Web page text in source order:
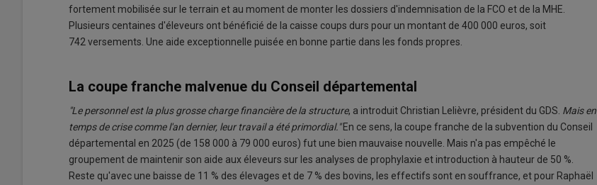
fortement mobilisée sur le terrain et au moment de monter les dossiers d'indemnisation de la FCO et de la MHE.
Plusieurs centaines d'éleveurs ont bénéficié de la caisse coups durs pour un montant de 400 000 euros, soit
742 versements. Une aide exceptionnelle puisée en bonne partie dans les fonds propres.
La coupe franche malvenue du Conseil départemental
"Le personnel est la plus grosse charge financière de la structure, a introduit Christian Lelièvre, président du GDS. Mais en
temps de crise comme l'an dernier, leur travail a été primordial."En ce sens, la coupe franche de la subvention du Conseil
départemental en 2025 (de 158 000 à 79 000 euros) fut une bien mauvaise nouvelle. Mais n'a pas empêché le
groupement de maintenir son aide aux éleveurs sur les analyses de prophylaxie et introduction à hauteur de 50 %.
Reste qu'avec une baisse de 11 % des élevages et de 7 % des bovins, les effectifs sont en souffrance, et pour Raphaël